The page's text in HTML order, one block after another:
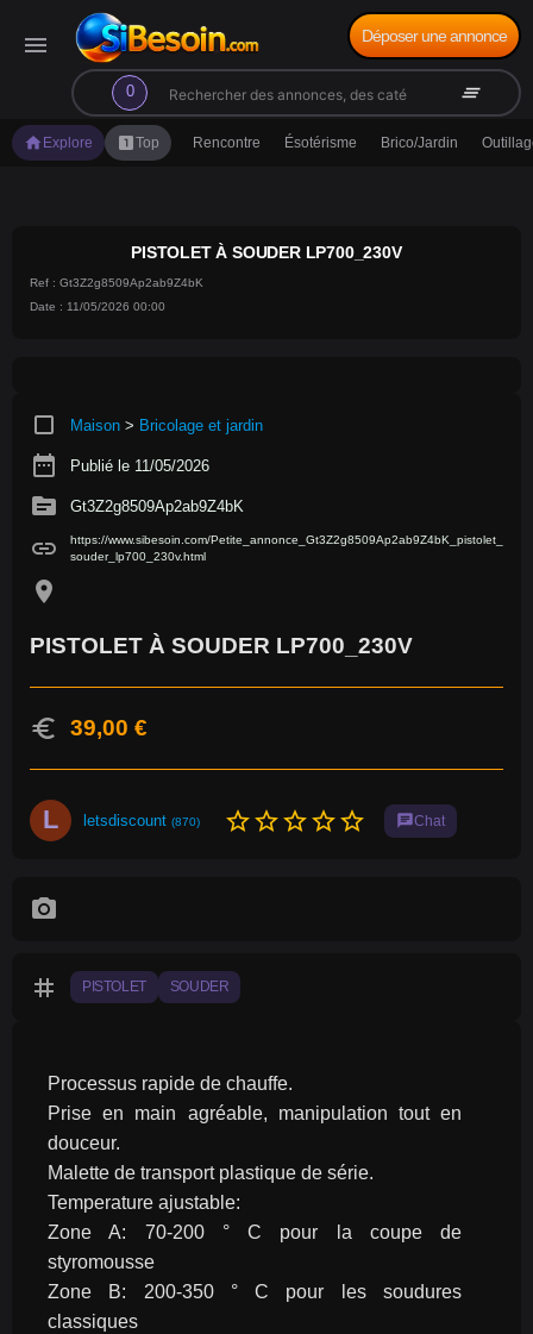
menu
0
search clear_all
Déposer une annonce
home Explore looks_oneTop Rencontre Ésotérisme Brico/Jardin
PISTOLET À SOUDER LP700_230V
Ref : Gt3Z2g8509Ap2ab9Z4bK
Date : 11/05/2026 00:00
crop_square Maison > Bricolage et jardin
date_range Publié le 11/05/2026
source Gt3Z2g8509Ap2ab9Z4bK
link
https://www.sibesoin.com/Petite_annonce_Gt3Z2g8509Ap2ab9Z4bK_pistolet_
souder_lp700_230v.html
location_on
PISTOLET À SOUDER LP700_230V
euro 39,00 €
L letsdiscount (870) star_borderstar_borderstar_borderstar_borderstar_border chatChat
photo_camera
tag PISTOLET SOUDER
Processus rapide de chauffe.
Prise en main agréable, manipulation tout en
douceur.
Malette de transport plastique de série.
Temperature ajustable:
Zone A: 70-200 ° C pour la coupe de
styromousse
Zone B: 200-350 ° C pour les soudures
classiques